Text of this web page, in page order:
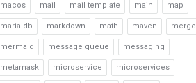
macos mail mail template main map
maria db markdown math maven merge
mermaid message queue messaging
metamask microservice microservices